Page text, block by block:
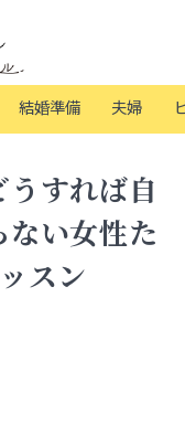
結婚準備 夫婦
うすれば自
い女性た
スン